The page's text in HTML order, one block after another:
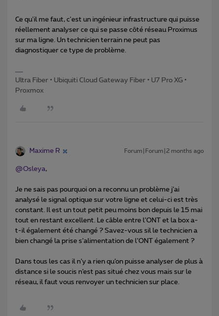
Ce qu'il me faut, c'est un ingénieur infrastructure qui puisse
réellement analyser ce qui se passe côté réseau Proximus
sur ma ligne. Un technicien terrain ne peut pas
diagnostiquer ce type de problème.
Ultra Fiber • Ubiquiti Cloud Gateway Fiber • U7 Pro XG •
Proxmox
Maxime R Forum|Forum|2 months ago
@Osleya,
Je ne sais pas pourquoi on a reconnu un problème j’ai
analysé le signal optique sur votre ligne et celui-ci est très
constant. Il est un tout petit peu moins bon depuis le 15 mai
tout en restant excellent. Le câble entre l’ONT et la box a-
t-il également été changé ? Savez-vous sil le technicien a
bien changé la prise s’alimentation de l’ONT également ?
Dans tous les cas il n’y a rien qu’on puisse analyser de plus à
distance si le soucis n’est pas situé chez vous mais sur le
réseau, il faut vous renvoyer un technicien sur place.